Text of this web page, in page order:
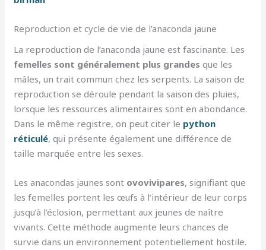
Reproduction et cycle de vie de l’anaconda jaune
La reproduction de l’anaconda jaune est fascinante. Les
femelles sont généralement plus grandes que les
mâles, un trait commun chez les serpents. La saison de
reproduction se déroule pendant la saison des pluies,
lorsque les ressources alimentaires sont en abondance.
Dans le même registre, on peut citer le python
réticulé, qui présente également une différence de
taille marquée entre les sexes.
Les anacondas jaunes sont ovovivipares, signifiant que
les femelles portent les œufs à l’intérieur de leur corps
jusqu’à l’éclosion, permettant aux jeunes de naître
vivants. Cette méthode augmente leurs chances de
survie dans un environnement potentiellement hostile.